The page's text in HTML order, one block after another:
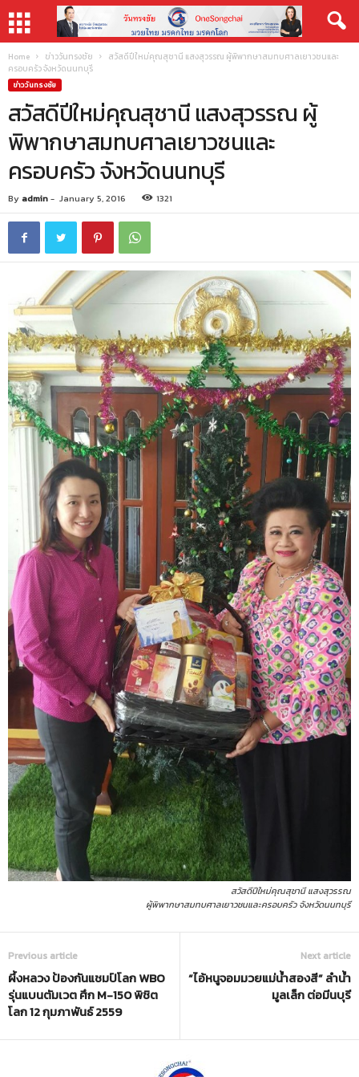
Home ข่าววันทรงชัย
สวัสดีปีใหม่คุณสุชานี แสงสุวรรณ ผู้พิพากษาสมทบศาลเยาวชนและ
ครอบครัว จังหวัดนนทบุรี
ข่าววันทรงชัย
สวัสดีปีใหม่คุณสุชานี แสงสุวรรณ ผู้
พิพากษาสมทบศาลเยาวชนและ
ครอบครัว จังหวัดนนทบุรี
By admin- January 5, 2016 1321
สวัสดีปีใหม่คุณสุชานี แสงสุวรรณ
ผู้พิพากษาสมทบศาลเยาวชนและครอบครัว จังหวัดนนทบุรี
Previous article
ผึ้งหลวง ป้องกันแชมป์โลก WBO
รุ่นแบนตัมเวต ศึก M-150 พิชิต
โลก 12 กุมภาพันธ์ 2559
Next article
“ไอ้หนูจอมมวยแม่น้ำสองสี” ลำน้ำ
มูลเล็ก ต่อมีนบุรี